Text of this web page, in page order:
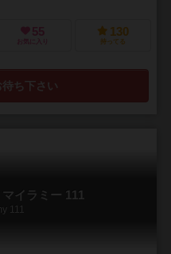
55
お気に入り
130
持ってる
ち下さい
イラミー 111
111